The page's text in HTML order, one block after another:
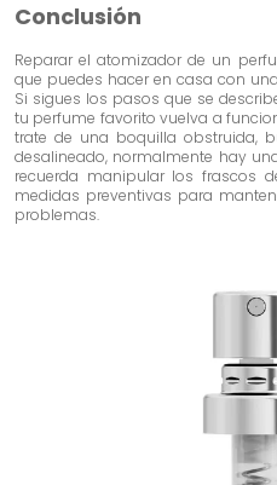
Conclusión
Reparar el atomizador de un
que puedes hacer en casa con
Si sigues los pasos que se
tu perfume favorito vuelva a
trate de una boquilla obstruida,
desalineado, normalmente hay
recuerda manipular los frascos
medidas preventivas para
problemas.